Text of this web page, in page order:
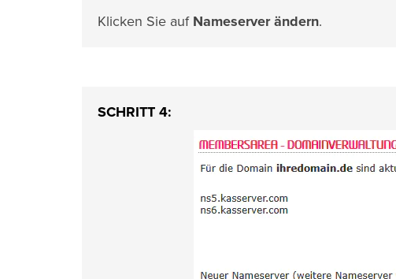
Klicken Sie auf Nameserver ändern.
SCHRITT 4: